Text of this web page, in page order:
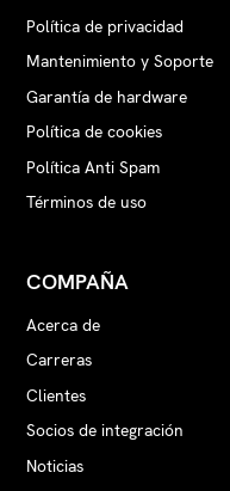
Política de privacidad
Mantenimiento y Soporte
Garantía de hardware
Política de cookies
Política Anti Spam
Términos de uso
COMPAÑA
Acerca de
Carreras
Clientes
Socios de integración
Noticias